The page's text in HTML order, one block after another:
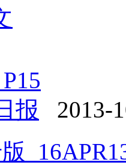
报
2013-